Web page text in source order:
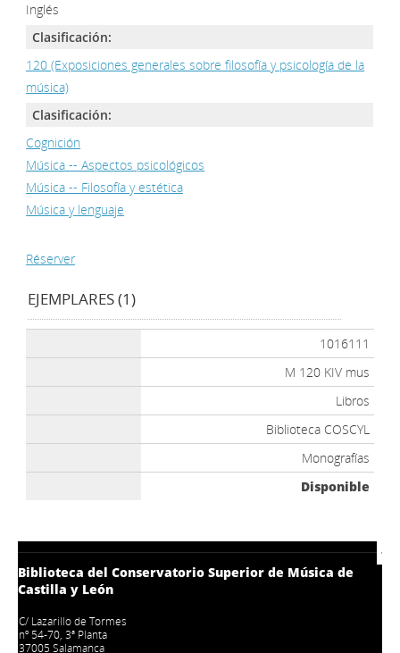
Inglés
Clasificación:
120 (Exposiciones generales sobre filosofía y psicología de la
música)
Clasificación:
Cognición
Música -- Aspectos psicológicos
Música -- Filosofía y estética
Música y lenguaje
Réserver
EJEMPLARES (1)
1016111
M 120 KIV mus
Libros
Biblioteca COSCYL
Monografías
Disponible
Biblioteca del Conservatorio Superior de Música de
Castilla y León
C/ Lazarillo de Tormes
nº 54-70, 3ª Planta
37005 Salamanca